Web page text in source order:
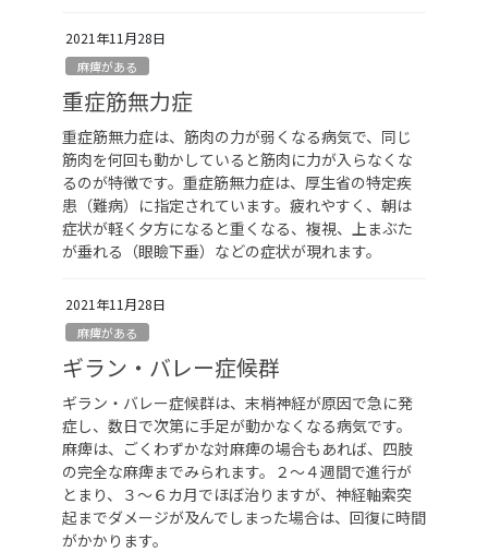
2021年11月28日
麻痺がある
重症筋無力症
重症筋無力症は、筋肉の力が弱くなる病気で、同じ
筋肉を何回も動かしていると筋肉に力が入らなくな
るのが特徴です。重症筋無力症は、厚生省の特定疾
患（難病）に指定されています。疲れやすく、朝は
症状が軽く夕方になると重くなる、複視、上まぶた
が垂れる（眼瞼下垂）などの症状が現れます。
2021年11月28日
麻痺がある
ギラン・バレー症候群
ギラン・バレー症候群は、末梢神経が原因で急に発
症し、数日で次第に手足が動かなくなる病気です。
麻痺は、ごくわずかな対麻痺の場合もあれば、四肢
の完全な麻痺までみられます。２～４週間で進行が
とまり、３～６カ月でほぼ治りますが、神経軸索突
起までダメージが及んでしまった場合は、回復に時間
がかかります。